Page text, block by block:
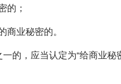
的；
业秘密的。
的，应当认定为“给商业秘